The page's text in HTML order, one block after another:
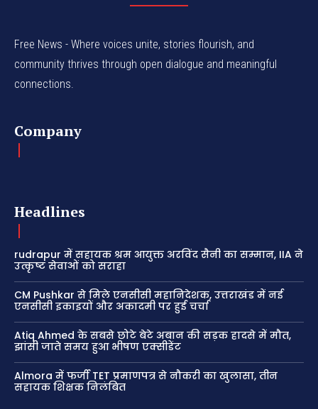
Free News - Where voices unite, stories flourish, and
community thrives through open dialogue and meaningful
connections.
Company
Headlines
rudrapur में सहायक श्रम आयुक्त अरविंद सैनी का सम्मान, IIA ने
उत्कृष्ट सेवाओं को सराहा
CM Pushkar से मिले एनसीसी महानिदेशक, उत्तराखंड में नई
एनसीसी इकाइयों और अकादमी पर हुई चर्चा
Atiq Ahmed के सबसे छोटे बेटे अबान की सड़क हादसे में मौत,
झांसी जाते समय हुआ भीषण एक्सीडेंट
Almora में फर्जी TET प्रमाणपत्र से नौकरी का खुलासा, तीन
सहायक शिक्षक निलंबित